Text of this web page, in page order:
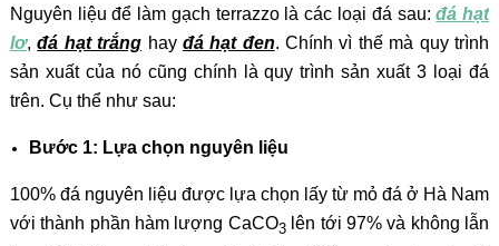
Nguyên liệu để làm gạch terrazzo là các loại đá sau:đá hạt
lơ,đá hạt trắng hay đá hạt đen. Chính vì thế mà quy trình
sản xuất của nó cũng chính là quy trình sản xuất 3 loại đá
trên. Cụ thể như sau:
Bước 1: Lựa chọn nguyên liệu
100% đá nguyên liệu được lựa chọn lấy từ mỏ đá ở Hà Nam
với thành phần hàm lượng CaCO3lên tới 97% và không lẫn